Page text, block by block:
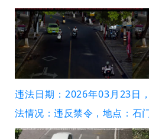
违法日期：2026年03月23日
法情况：违反禁令，地点：石